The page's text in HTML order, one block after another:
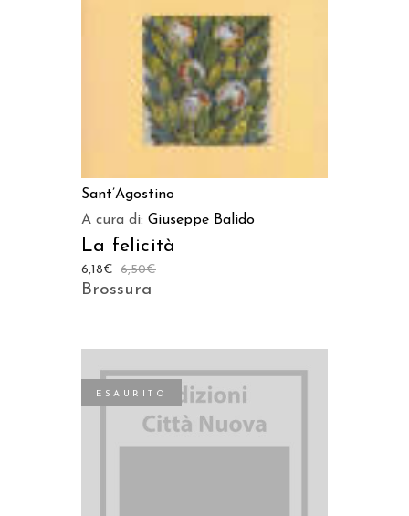
Sant’Agostino
A cura di: Giuseppe Balido
La felicità
6,50€
6,18€
Brossura
ESAURITO